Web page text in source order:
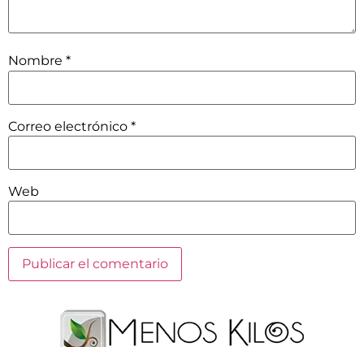
Nombre *
Correo electrónico *
Web